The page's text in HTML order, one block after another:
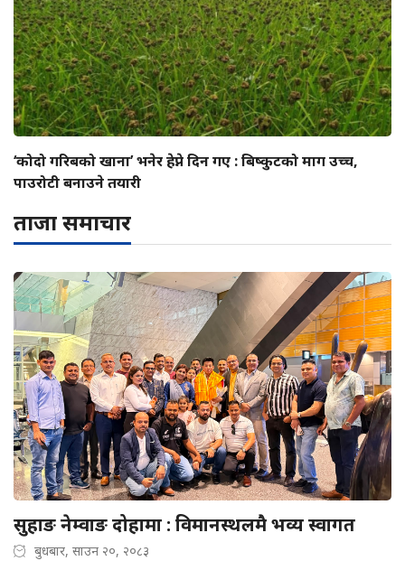
‘कोदो गरिबको खाना’ भनेर हेप्ने दिन गए : बिष्कुटको माग उच्च,
पाउरोटी बनाउने तयारी
ताजा समाचार
सुहाङ नेम्वाङ दोहामा : विमानस्थलमै भव्य स्वागत
बुधबार, साउन २०, २०८३